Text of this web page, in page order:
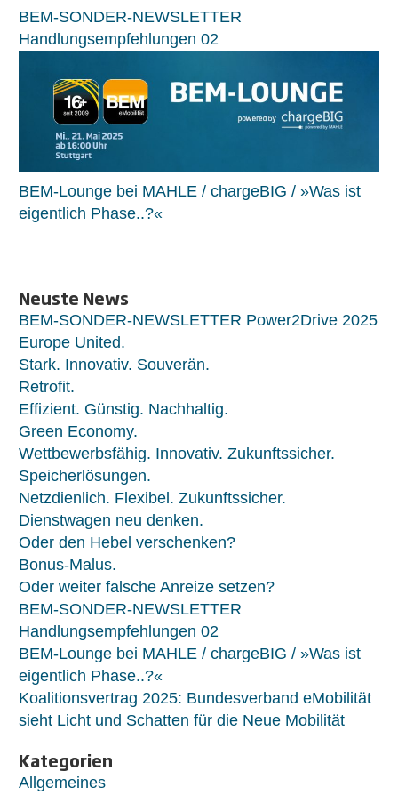
BEM-SONDER-NEWSLETTER
Handlungsempfehlungen 02
BEM-Lounge bei MAHLE / chargeBIG / »Was ist
eigentlich Phase..?«
Neuste News
BEM-SONDER-NEWSLETTER Power2Drive 2025
Europe United.
Stark. Innovativ. Souverän.
Retrofit.
Effizient. Günstig. Nachhaltig.
Green Economy.
Wettbewerbsfähig. Innovativ. Zukunftssicher.
Speicherlösungen.
Netzdienlich. Flexibel. Zukunftssicher.
Dienstwagen neu denken.
Oder den Hebel verschenken?
Bonus-Malus.
Oder weiter falsche Anreize setzen?
BEM-SONDER-NEWSLETTER
Handlungsempfehlungen 02
BEM-Lounge bei MAHLE / chargeBIG / »Was ist
eigentlich Phase..?«
Koalitionsvertrag 2025: Bundesverband eMobilität
sieht Licht und Schatten für die Neue Mobilität
Kategorien
Allgemeines